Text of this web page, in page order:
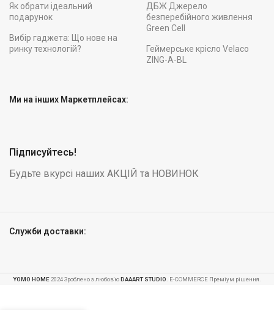
Як обрати ідеальний
подарунок
Вибір гаджета: Що нове на
ринку технологій?
ДБЖ Джерело
безперебійного живлення
Green Cell
Геймерське крісло Velaco
ZING-A-BL
Ми на інших Маркетплейсах:
Підписуйтесь!
Будьте вкурсі наших АКЦІЙ та НОВИНОК
Служби доставки:
YOMO HOME 2024 Зроблено з любов'юDAAART STUDIO . E-COMMERCE Преміум рішення.